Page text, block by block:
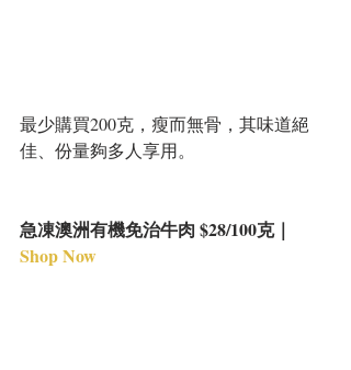
最少購買200克，瘦而無骨，其味道絕
佳、份量夠多人享用。
急凍澳洲有機免治牛肉 $28/100克｜
Shop Now